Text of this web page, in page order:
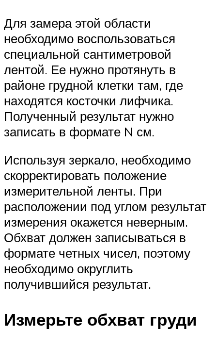
Для замера этой области
необходимо воспользоваться
специальной сантиметровой
лентой. Ее нужно протянуть в
районе грудной клетки там, где
находятся косточки лифчика.
Полученный результат нужно
записать в формате N см.
Используя зеркало, необходимо
скорректировать положение
измерительной ленты. При
расположении под углом результат
измерения окажется неверным.
Обхват должен записываться в
формате четных чисел, поэтому
необходимо округлить
получившийся результат.
Измерьте обхват груди